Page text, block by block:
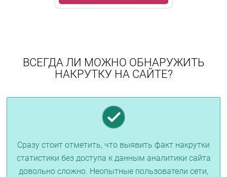
ВСЕГДА ЛИ МОЖНО ОБНАРУЖИТЬ
НАКРУТКУ НА САЙТЕ?
Сразу стоит отметить, что выявить факт накрутки
статистики без доступа к данным аналитики сайта
довольно сложно. Неопытные пользователи сети,